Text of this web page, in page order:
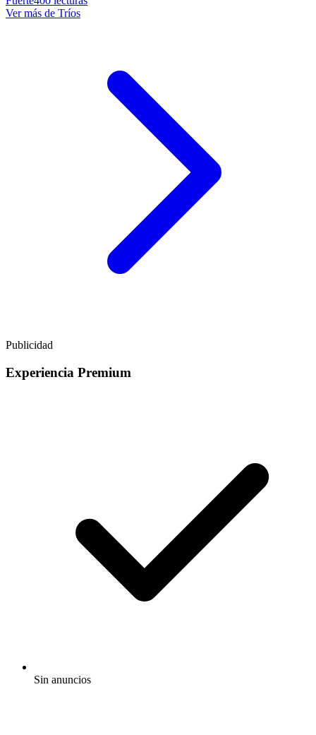
Ver más de Tríos
Publicidad
Experiencia Premium
Sin anuncios